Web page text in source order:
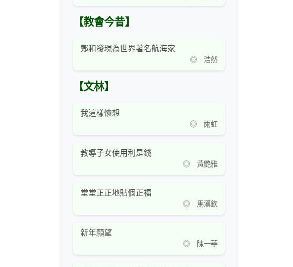
【教會今昔】
鄭和發現為世界著名航海家
◎ 浩然
【文林】
我這樣懷想
◎ 雨虹
教導子女使用利是錢
◎ 黃艷雅
堂堂正正地貼個正福
◎ 馬漢欽
新年願望
◎ 陳一華